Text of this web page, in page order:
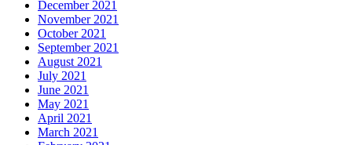
December 2021
November 2021
October 2021
September 2021
August 2021
July 2021
June 2021
May 2021
April 2021
March 2021